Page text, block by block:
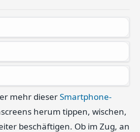
mehr dieserSmartphone-
herum tippen, wischen,
beschäftigen. Ob im Zug, an